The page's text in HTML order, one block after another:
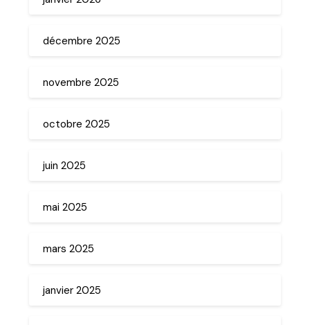
décembre 2025
novembre 2025
octobre 2025
juin 2025
mai 2025
mars 2025
janvier 2025